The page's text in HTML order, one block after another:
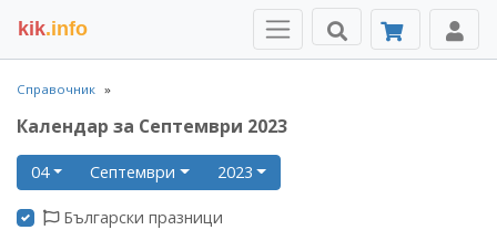
kik.info
Справочник
Календар за Септември 2023
04 Септември 2023
Български празници